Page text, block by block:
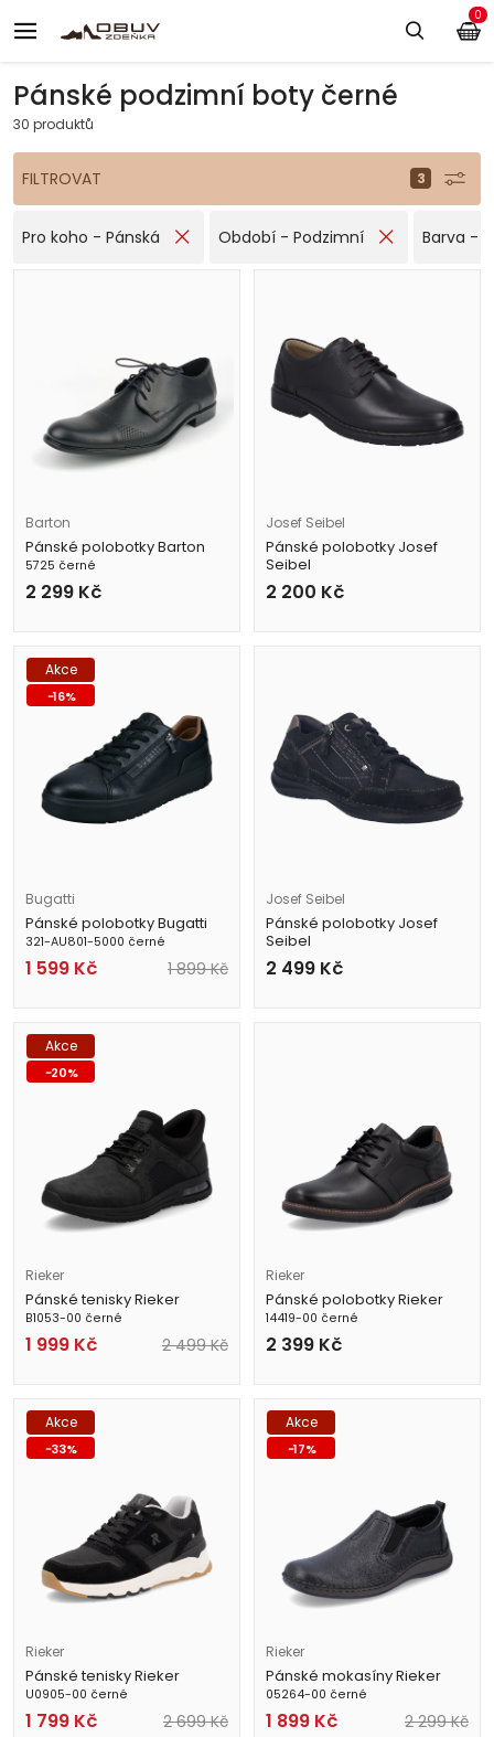
Pánské podzimní boty černé
30 produktů
FILTROVAT
Pro koho - Pánská Období - Podzimní Barva -
Barton
Pánské polobotky Barton
5725 černé
2 299 Kč
Josef Seibel
Pánské polobotky Josef
Seibel
42801 860 100 černé
2 200 Kč
Akce
-16%
Bugatti
Pánské polobotky Bugatti
321-AU801-5000 černé
1 599 Kč 1 899Kč
Josef Seibel
Pánské polobotky Josef
Seibel
44911 TE387 101 černé
2 499 Kč
Akce
-20%
Rieker
Pánské tenisky Rieker
B1053-00 černé
1 999 Kč 2 499Kč
Rieker
Pánské polobotky Rieker
14419-00 černé
2 399 Kč
Akce
-33%
Rieker
Pánské tenisky Rieker
U0905-00 černé
1 799 Kč 2 699Kč
Akce
-17%
Rieker
Pánské mokasíny Rieker
05264-00 černé
1 899 Kč 2 299Kč
0